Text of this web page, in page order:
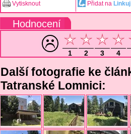
Vytisknout
Přidat na Linkuj
Hodnocení
1 2 3 4
Další fotografie ke
Tatranské Lomnici: